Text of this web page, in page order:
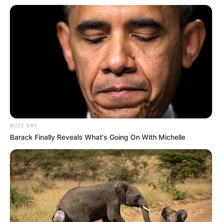
szerencse vár, ha kedvelés és a “sok szerencsét”
beírása után gördítesz lejjebb! 🍀
A ChatGPT ezt mondta:
♌ OROSZLÁN (július 23. – augusztus
Október 28-án az Oroszlán csillagjegy
szülöttei ismét a reflektorfénybe kerülnek — de
ezúttal nemcsak elismerést, hanem komoly anyagi
pénzügyi bőség felé, különösen azok számára, akik
nem félnek nagyratörően gondolkodni. Egy korábbi
erőfeszítés, talán egy félbehagyott projekt vagy
üzleti terv most új életre kelhet, és váratlan
hozamot hozhat. Az Oroszlánok természetes
BUZZ DAY
Barack Finally Reveals What's Going On With Michelle